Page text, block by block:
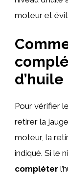
moteur et
Pour vérifier le
retirer la jauge
moteur, la
indiqué. Si le
compléter